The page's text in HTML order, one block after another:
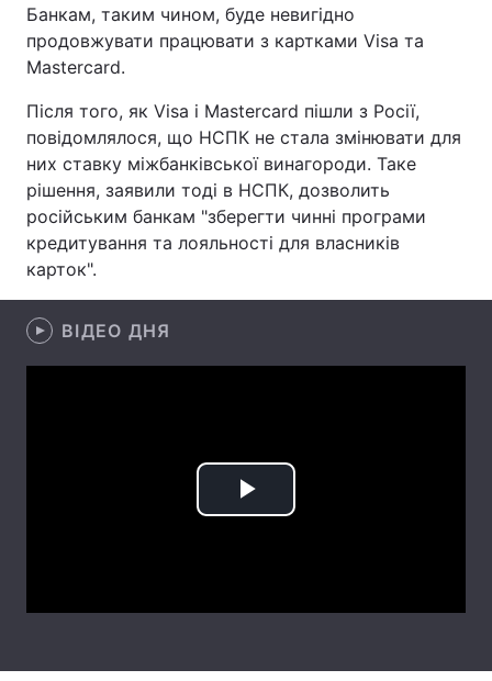
Екологія
Лонгріди
Відео з Youtube Статті
Інтерв'ю Думки
Контакти
Тема оформлення
Банкам, таким чином, буде невигідно
продовжувати працювати з картками Visa та
Mastercard.
Після того, як Visa і Mastercard пішли з Росії,
повідомлялося, що НСПК не стала змінювати для
них ставку міжбанківської винагороди. Таке
рішення, заявили тоді в НСПК, дозволить
російським банкам "зберегти чинні програми
кредитування та лояльності для власників
карток".
ВІДЕО ДНЯ
Play